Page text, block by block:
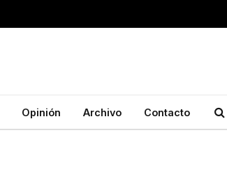
Opinión Archivo Contacto